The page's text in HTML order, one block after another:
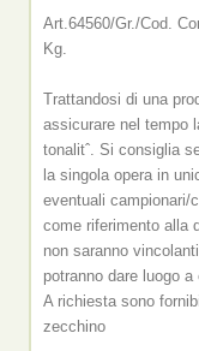
Art.64560/Gr./Cod.
Kg.
Trattandosi di una
assicurare nel tempo
tonalitˆ. Si consiglia
la singola opera in
eventuali campionari/
come riferimento alla
non saranno
potranno dare luogo
A richiesta sono
zecchino